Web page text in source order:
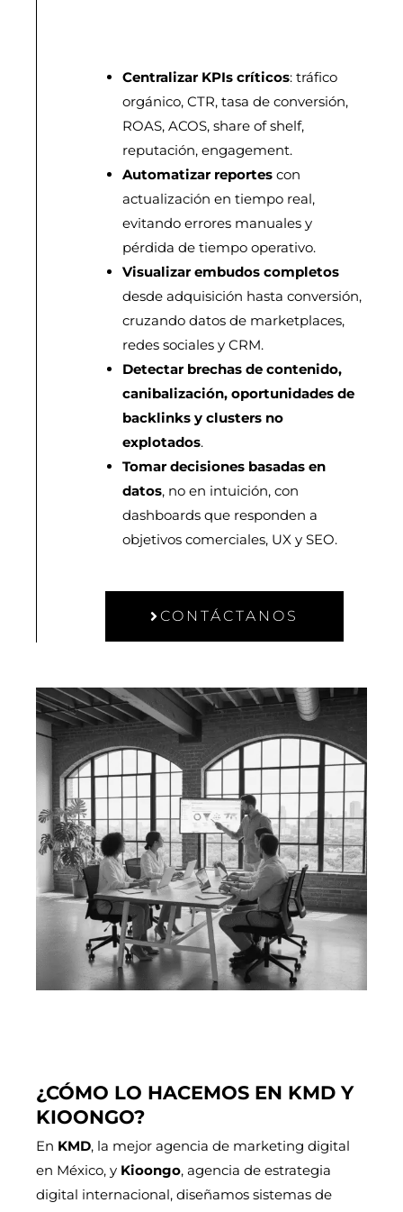
Centralizar KPIs críticos: tráfico
orgánico, CTR, tasa de conversión,
ROAS, ACOS, share of shelf,
reputación, engagement.
Automatizar reportes con
actualización en tiempo real,
evitando errores manuales y
pérdida de tiempo operativo.
Visualizar embudos completos
desde adquisición hasta conversión,
cruzando datos de marketplaces,
redes sociales y CRM.
Detectar brechas de contenido,
canibalización, oportunidades de
backlinks y clusters no
explotados.
Tomar decisiones basadas en
datos, no en intuición, con
dashboards que responden a
objetivos comerciales, UX y SEO.
CONTÁCTANOS
¿CÓMO LO HACEMOS EN KMD Y
KIOONGO?
En KMD, la mejor agencia de marketing digital
en México, y Kioongo, agencia de estrategia
digital internacional, diseñamos sistemas de